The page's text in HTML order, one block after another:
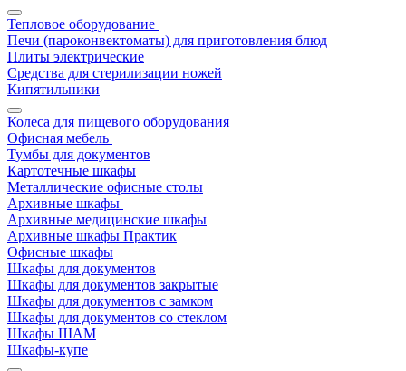
Тепловое оборудование
Печи (пароконвектоматы) для приготовления блюд
Плиты электрические
Средства для стерилизации ножей
Кипятильники
Колеса для пищевого оборудования
Офисная мебель
Тумбы для документов
Картотечные шкафы
Металлические офисные столы
Архивные шкафы
Архивные медицинские шкафы
Архивные шкафы Практик
Офисные шкафы
Шкафы для документов
Шкафы для документов закрытые
Шкафы для документов с замком
Шкафы для документов со стеклом
Шкафы ШАМ
Шкафы-купе